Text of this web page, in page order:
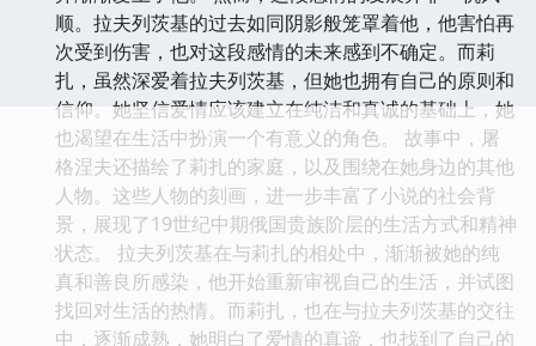
顺。拉夫列茨基的过去如同阴影般笼罩着他，他害怕再
次受到伤害，也对这段感情的未来感到不确定。而莉
扎，虽然深爱着拉夫列茨基，但她也拥有自己的原则和
信仰。她坚信爱情应该建立在纯洁和真诚的基础上，她
也渴望在生活中扮演一个有意义的角色。 故事中，屠
格涅夫还描绘了莉扎的家庭，以及围绕在她身边的其他
人物。这些人物的刻画，进一步丰富了小说的社会背
景，展现了19世纪中期俄国贵族阶层的生活方式和精神
状态。 拉夫列茨基在与莉扎的相处中，渐渐被她的纯
真和善良所感染，他开始重新审视自己的生活，并试图
找回对生活的热情。而莉扎，也在与拉夫列茨基的交往
中，逐渐成熟，她明白了爱情的真谛，也找到了自己的